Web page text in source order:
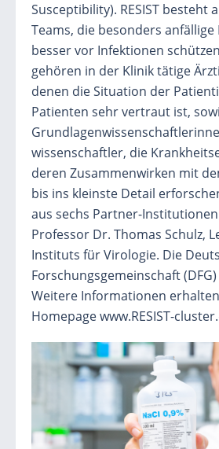
Susceptibility). RESIST besteht
Teams, die besonders anfällige
besser vor Infektionen
gehören in der Klinik tätige
denen die Situation der
Patienten sehr vertraut ist,
wissenschaftler, die
deren Zusammenwirken mit
bis ins kleinste Detail
aus sechs Partner-
Professor Dr. Thomas Schulz,
Instituts für Virologie. Die
Forschungsgemeinschaft (DFG)
Weitere Informationen
Homepage www.RESIST-